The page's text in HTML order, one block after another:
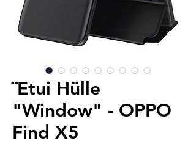
¨Etui Hülle
"Window" - OPPO
Find X5